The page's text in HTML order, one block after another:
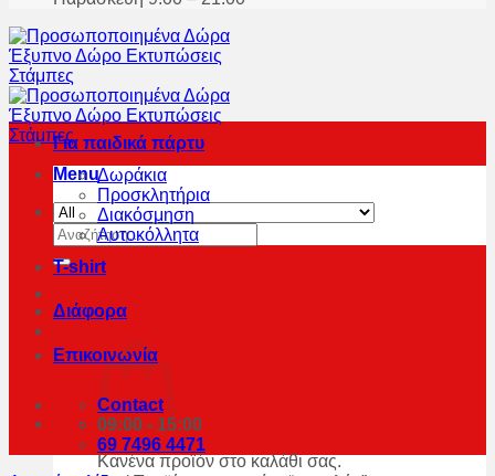
Menu
Αναζήτηση
για:
Κανένα προϊόν στο καλάθι σας.
Για παιδικά πάρτυ
Δωράκια
Προσκλητήρια
Διακόσμηση
Αυτοκόλλητα
T-shirt
Διάφορα
Επικοινωνία
Contact
09:00 - 15:00
69 7496 4471